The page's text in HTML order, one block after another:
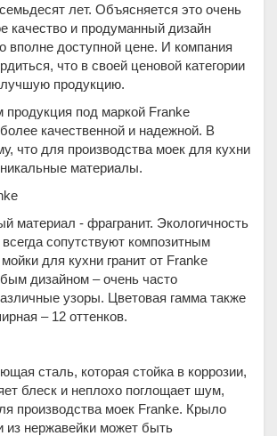
лет. Объясняется это очень
качество и продуманный дизайн
вполне доступной цене. И компания
что в своей ценовой категории
лучшую продукцию.
под маркой Franke
качественной и надежной. В
что для производства моек для кухни
материалы.
материал - фрагранит. Экологичность
всегда сопутствуют композитным
для кухни гранит от Franke
дизайном – очень часто
узоры. Цветовая гамма также
– 12 оттенков.
сталь, которая стойка в коррозии,
блеск и неплохо поглощает шум,
производства моек Franke. Крыло
из нержавейки может быть